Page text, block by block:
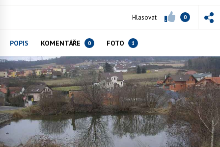
Hlasovat 0
POPIS KOMENTÁŘE 0 FOTO 1